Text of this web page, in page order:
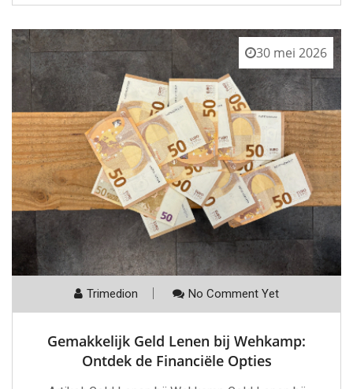
30 mei 2026
Trimedion No Comment Yet
Gemakkelijk Geld Lenen bij Wehkamp:
Ontdek de Financiële Opties